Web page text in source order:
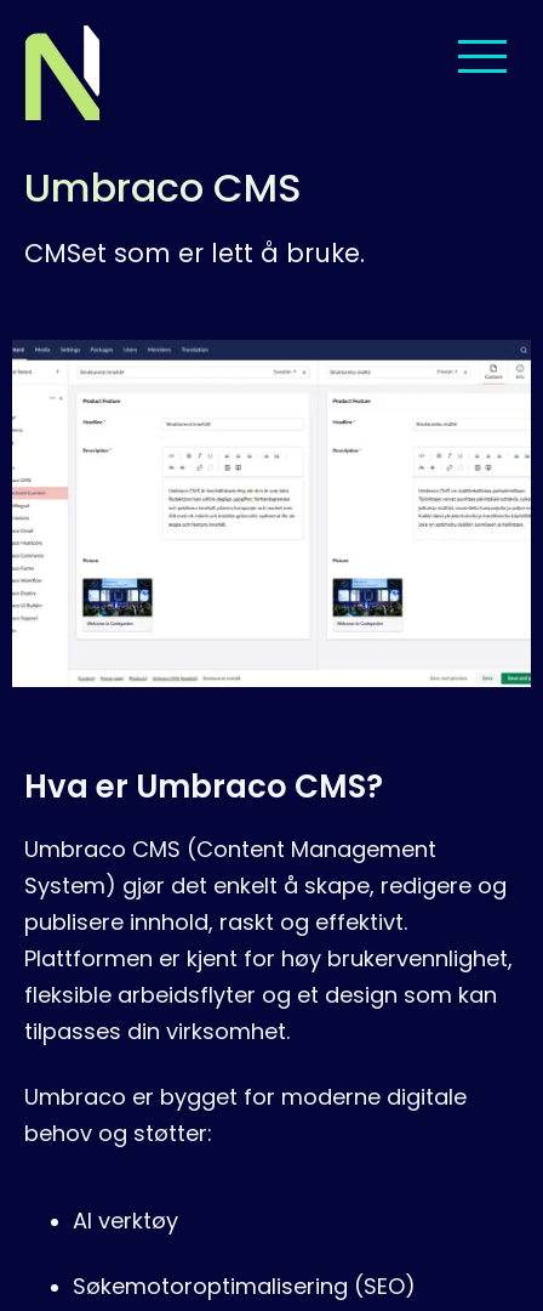
Om oss
Tjenester
Menneskene
Jobb hos oss
Umbraco CMS
CMSet som er lett å bruke.
Hva er Umbraco CMS?
Umbraco CMS (Content Management
System) gjør det enkelt å skape, redigere og
publisere innhold, raskt og effektivt.
Plattformen er kjent for høy brukervennlighet,
fleksible arbeidsflyter og et design som kan
tilpasses din virksomhet.
Umbraco er bygget for moderne digitale
behov og støtter:
AI verktøy
Søkemotoroptimalisering (SEO)